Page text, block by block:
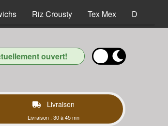
Riz Crousty Tex Mex Desserts
ouvert!
Livraison
Livraison : 30 à 45 mn